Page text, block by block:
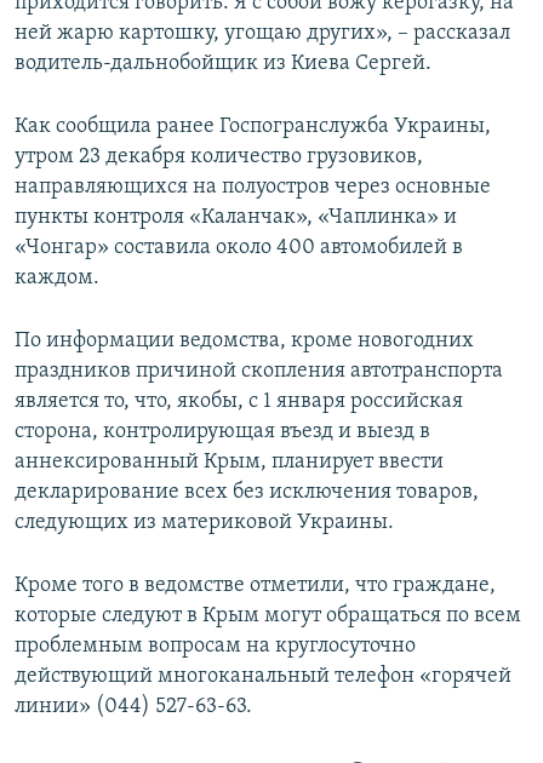
ней жарю картошку, угощаю других», – рассказал
водитель-дальнобойщик из Киева Сергей.
Как сообщила ранее Госпогранслужба Украины,
утром 23 декабря количество грузовиков,
направляющихся на полуостров через основные
пункты контроля «Каланчак», «Чаплинка» и
«Чонгар» составила около 400 автомобилей в
каждом.
По информации ведомства, кроме новогодних
праздников причиной скопления автотранспорта
является то, что, якобы, с 1 января российская
сторона, контролирующая въезд и выезд в
аннексированный Крым, планирует ввести
декларирование всех без исключения товаров,
следующих из материковой Украины.
Кроме того в ведомстве отметили, что граждане,
которые следуют в Крым могут обращаться по всем
проблемным вопросам на круглосуточно
действующий многоканальный телефон «горячей
линии» (044) 527-63-63.